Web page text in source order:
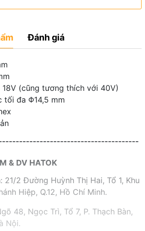
Đánh giá
(cũng tương thích với 40V)
tối đa Φ14,5 mm
& DV HATOK
21/2 Đường Huỳnh Thị Hai, Tổ 1, Khu
Hiệp, Q.12, Hồ Chí Minh.
48, Ngọc Trì, Tổ 7, P. Thạch Bàn,
Nội.